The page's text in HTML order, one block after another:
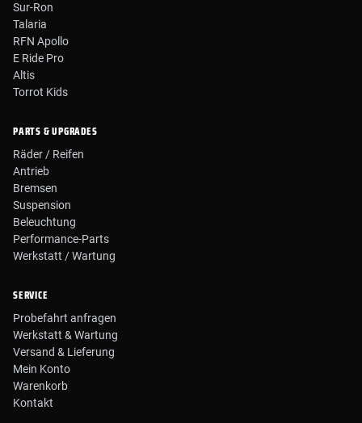
Sur-Ron
Talaria
RFN Apollo
E Ride Pro
Altis
Torrot Kids
PARTS & UPGRADES
Räder / Reifen
Antrieb
Bremsen
Suspension
Beleuchtung
Performance-Parts
Werkstatt / Wartung
SERVICE
Probefahrt anfragen
Werkstatt & Wartung
Versand & Lieferung
Mein Konto
Warenkorb
Kontakt